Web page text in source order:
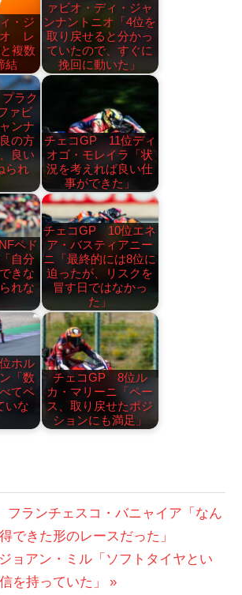
・ジ
オ レ
複数
結
ァビオ・ディ・ジャ
ンナントニオ「4位を
取り戻せると分かっ
ていたので、すぐに
挽回に動いた」
ラク
ァビ
ンナ
の方
良い
られ
チェコGP 11位ディ
オゴ・モレイラ「状
況を考えれば良い仕
事ができた」
ペド
自分
きな
れな
チェコGP 10位エネ
ア・バスティアニー
ニ「最終的には8位に
迫ったが、リスクを
冒す日ではなかっ
た」
ホル
「数
てペ
いな
チェコGP 8位ル
カ・マリーニ「ペー
ス、取り戻せたポジ
ションにも満足」
ランチェスコ・バニャイア「なん
できた形のレースだった」
ョアン・ミル「ソフトタイヤとい
を持っていた」